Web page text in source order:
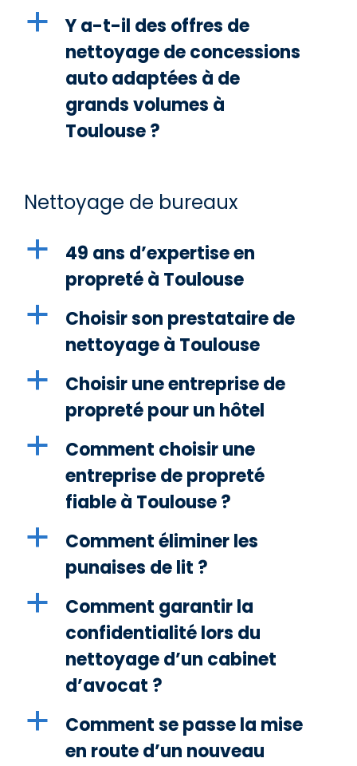
a
Y a-t-il des offres de
nettoyage de concessions
auto adaptées à de
grands volumes à
Toulouse ?
Nettoyage de bureaux
a
49 ans d’expertise en
propreté à Toulouse
a
Choisir son prestataire de
nettoyage à Toulouse
a
Choisir une entreprise de
propreté pour un hôtel
a
Comment choisir une
entreprise de propreté
fiable à Toulouse ?
a
Comment éliminer les
punaises de lit ?
a
Comment garantir la
confidentialité lors du
nettoyage d’un cabinet
d’avocat ?
a
Comment se passe la mise
en route d’un nouveau